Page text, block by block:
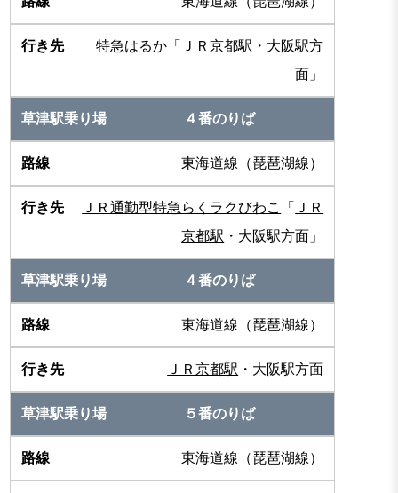
特急はるか 「ＪＲ京都駅・大阪駅方
面」
４番のりば
東海道線（琵琶湖線）
ＪＲ通勤型特急らくラクびわこ 「
ＪＲ
京都駅 ・大阪駅方面」
４番のりば
東海道線（琵琶湖線）
ＪＲ京都駅 ・大阪駅方面
５番のりば
東海道線（琵琶湖線）